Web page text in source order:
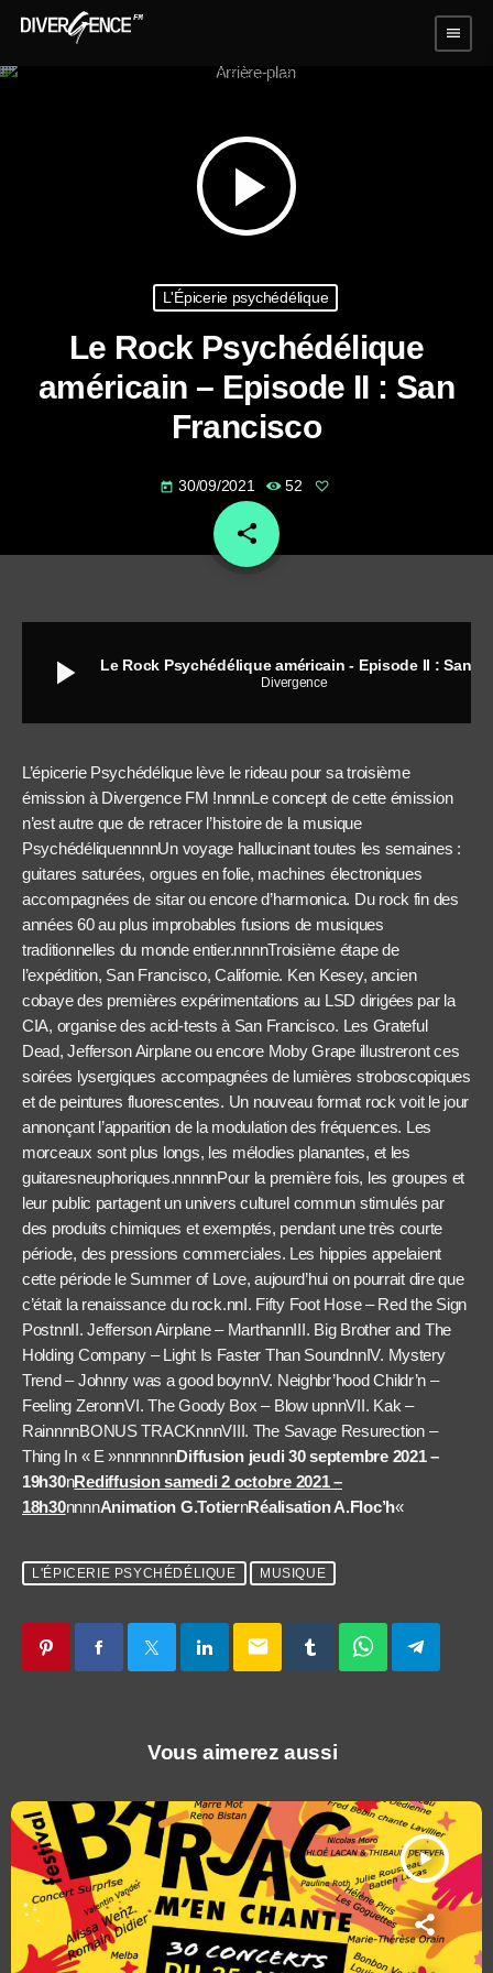
menu
play_arrow
L'Épicerie psychédélique
Le Rock Psychédélique
américain – Episode II : San
Francisco
today 30/09/2021 52
share
email
play_arrow Divergence
L’épicerie Psychédélique lève le rideau pour sa troisième
émission à Divergence FM !nnnnLe concept de cette émission
n’est autre que de retracer l’histoire de la musique
PsychédéliquennnnUn voyage hallucinant toutes les semaines :
guitares saturées, orgues en folie, machines électroniques
accompagnées de sitar ou encore d’harmonica. Du rock fin des
années 60 au plus improbables fusions de musiques
traditionnelles du monde entier.nnnnTroisième étape de
l’expédition, San Francisco, Californie. Ken Kesey, ancien
cobaye des premières expérimentations au LSD dirigées par la
CIA, organise des acid-tests à San Francisco. Les Grateful
Dead, Jefferson Airplane ou encore Moby Grape illustreront ces
soirées lysergiques accompagnées de lumières stroboscopiques
et de peintures fluorescentes. Un nouveau format rock voit le jour
annonçant l’apparition de la modulation des fréquences. Les
morceaux sont plus longs, les mélodies planantes, et les
guitaresneuphoriques.nnnnnPour la première fois, les groupes et
leur public partagent un univers culturel commun stimulés par
des produits chimiques et exemptés, pendant une très courte
période, des pressions commerciales. Les hippies appelaient
cette période le Summer of Love, aujourd’hui on pourrait dire que
c’était la renaissance du rock.nnI. Fifty Foot Hose – Red the Sign
PostnnII. Jefferson Airplane – MarthannIII. Big Brother and The
Holding Company – Light Is Faster Than SoundnnIV. Mystery
Trend – Johnny was a good boynnV. Neighbr’hood Childr’n –
Feeling ZeronnVI. The Goody Box – Blow upnnVII. Kak –
RainnnnBONUS TRACKnnnVIII. The Savage Resurection –
Thing In « E »nnnnnnnDiffusion jeudi 30 septembre 2021 –
19h30nRediffusion samedi 2 octobre 2021 –
18h30nnnnAnimation G.TotiernRéalisation A.Floc’h«
L'ÉPICERIE PSYCHÉDÉLIQUE MUSIQUE
email
Vous aimerez aussi
play_arrow